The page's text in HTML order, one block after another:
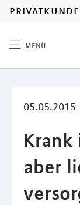
menü
05.05.2015
Krank
aber